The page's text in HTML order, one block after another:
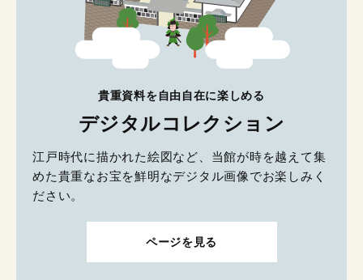
貴重資料を自由自在に楽しめる
デジタルコレクション
江戸時代に描かれた絵図など、当館が時を越えて集
めた貴重なお宝を鮮明なデジタル画像でお楽しみく
ださい。
ページを見る